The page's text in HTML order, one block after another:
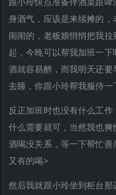
身酒气，应该是来续摊的
闹闹的，老板娘悄悄把我拉
起，今晚可以帮我加班一
酒就容易醉，而我明天还
去睡，你跟小玲帮我服侍一
反正加班时也没有什么工
什么需要就可，当然我也
酒喝没关系，等一下帮忙
又有的喝>
然后我就跟小玲坐到柜台那